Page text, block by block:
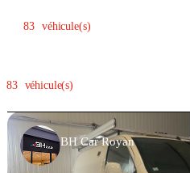
83 véhicule(s)
BH Car Royan
83 véhicule(s)